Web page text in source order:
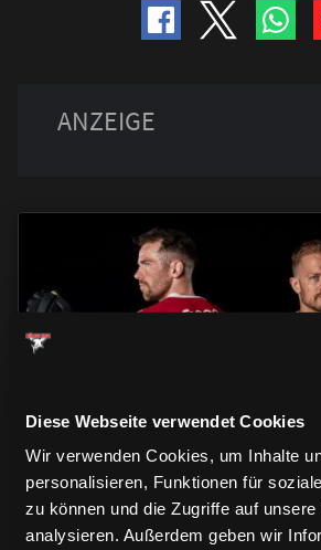
Diese Webseite verwendet Cookies
Wir verwenden Cookies, um Inhalte
personalisieren, Funktionen für
zu können und die Zugriffe auf
analysieren. Außerdem geben wir